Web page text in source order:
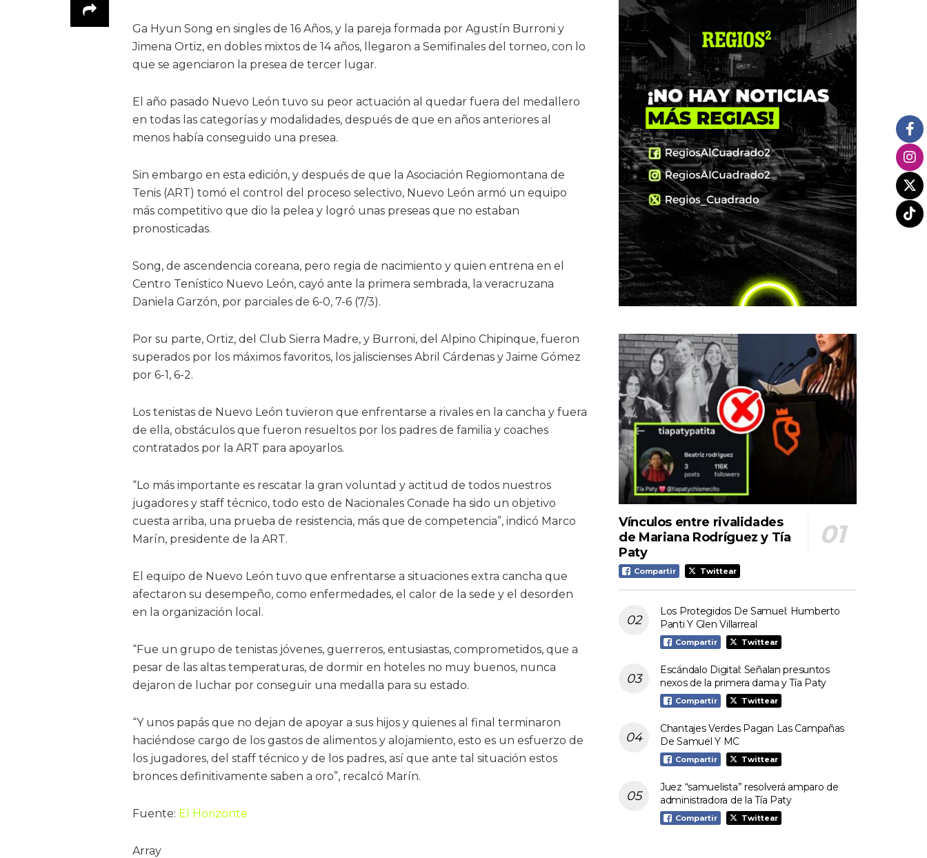
Ga Hyun Song en singles de 16 Años, y la pareja formada por Agustín Burroni y
Jimena Ortiz, en dobles mixtos de 14 años, llegaron a Semifinales del torneo, con lo
que se agenciaron la presea de tercer lugar.
El año pasado Nuevo León tuvo su peor actuación al quedar fuera del medallero
en todas las categorías y modalidades, después de que en años anteriores al
menos había conseguido una presea.
Sin embargo en esta edición, y después de que la Asociación Regiomontana de
Tenis (ART) tomó el control del proceso selectivo, Nuevo León armó un equipo
más competitivo que dio la pelea y logró unas preseas que no estaban
pronosticadas.
Song, de ascendencia coreana, pero regia de nacimiento y quien entrena en el
Centro Tenístico Nuevo León, cayó ante la primera sembrada, la veracruzana
Daniela Garzón, por parciales de 6-0, 7-6 (7/3).
Por su parte, Ortiz, del Club Sierra Madre, y Burroni, del Alpino Chipinque, fueron
superados por los máximos favoritos, los jaliscienses Abril Cárdenas y Jaime Gómez
por 6-1, 6-2.
Los tenistas de Nuevo León tuvieron que enfrentarse a rivales en la cancha y fuera
de ella, obstáculos que fueron resueltos por los padres de familia y coaches
contratados por la ART para apoyarlos.
“Lo más importante es rescatar la gran voluntad y actitud de todos nuestros
jugadores y staff técnico, todo esto de Nacionales Conade ha sido un objetivo
cuesta arriba, una prueba de resistencia, más que de competencia”, indicó Marco
Marín, presidente de la ART.
El equipo de Nuevo León tuvo que enfrentarse a situaciones extra cancha que
afectaron su desempeño, como enfermedades, el calor de la sede y el desorden
en la organización local.
“Fue un grupo de tenistas jóvenes, guerreros, entusiastas, comprometidos, que a
pesar de las altas temperaturas, de dormir en hoteles no muy buenos, nunca
dejaron de luchar por conseguir una medalla para su estado.
“Y unos papás que no dejan de apoyar a sus hijos y quienes al final terminaron
haciéndose cargo de los gastos de alimentos y alojamiento, esto es un esfuerzo de
los jugadores, del staff técnico y de los padres, así que ante tal situación estos
bronces definitivamente saben a oro”, recalcó Marín.
Fuente: El Horizonte
Array
Vínculos entre rivalidades
de Mariana Rodríguez y Tía
Paty
Compartir Twittear
Los Protegidos De Samuel: Humberto
Panti Y Glen Villarreal
Compartir Twittear
Escándalo Digital: Señalan presuntos
nexos de la primera dama y Tía Paty
Compartir Twittear
Chantajes Verdes Pagan Las Campañas
De Samuel Y MC
Compartir Twittear
Juez “samuelista” resolverá amparo de
administradora de la Tía Paty
Compartir Twittear